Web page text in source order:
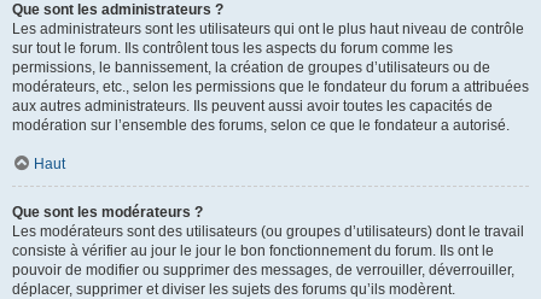
Que sont les administrateurs ?
Les administrateurs sont les utilisateurs qui ont le plus haut niveau de contrôle
sur tout le forum. Ils contrôlent tous les aspects du forum comme les
permissions, le bannissement, la création de groupes d’utilisateurs ou de
modérateurs, etc., selon les permissions que le fondateur du forum a attribuées
aux autres administrateurs. Ils peuvent aussi avoir toutes les capacités de
modération sur l’ensemble des forums, selon ce que le fondateur a autorisé.
Haut
Que sont les modérateurs ?
Les modérateurs sont des utilisateurs (ou groupes d’utilisateurs) dont le travail
consiste à vérifier au jour le jour le bon fonctionnement du forum. Ils ont le
pouvoir de modifier ou supprimer des messages, de verrouiller, déverrouiller,
déplacer, supprimer et diviser les sujets des forums qu’ils modèrent.